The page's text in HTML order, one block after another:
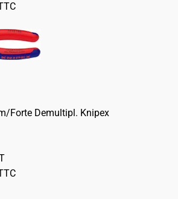
Forte Demultipl. Knipex